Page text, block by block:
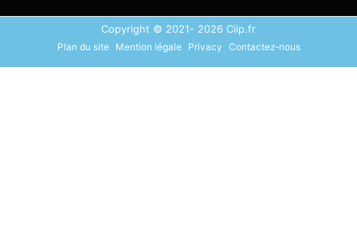
Copyright © 2021- 2026 Ciip.fr
Plan du site Mention légale Privacy Contactez-nous